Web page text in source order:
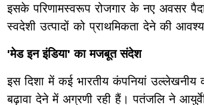
इसके परिणामस्वरूप रोजगार के नए अवसर
स्वदेशी उत्पादों को प्राथमिकता देने की
'मेड इन इंडिया' का मजबूत संदेश
इस दिशा में कई भारतीय कंपनियां उल्लेखनीय
बढ़ावा देने में अग्रणी रही हैं। पतंजलि ने